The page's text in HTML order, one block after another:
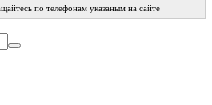
по телефонам указаным на сайте